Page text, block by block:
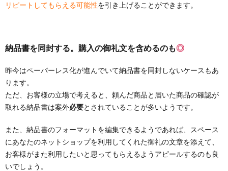
リピートしてもらえる可能性を引き上げることができます。
納品書を同封する。購入の御礼文を含めるのも◎
昨今はペーパーレス化が進んでいて納品書を同封しないケースもあ
ります。
ただ、お客様の立場で考えると、頼んだ商品と届いた商品の確認が
取れる納品書は案外必要とされていることが多いようです。
また、納品書のフォーマットを編集できるようであれば、スペース
にあなたのネットショップを利用してくれた御礼の文章を添えて、
お客様がまた利用したいと思ってもらえるようアピールするのも良
いでしょう。